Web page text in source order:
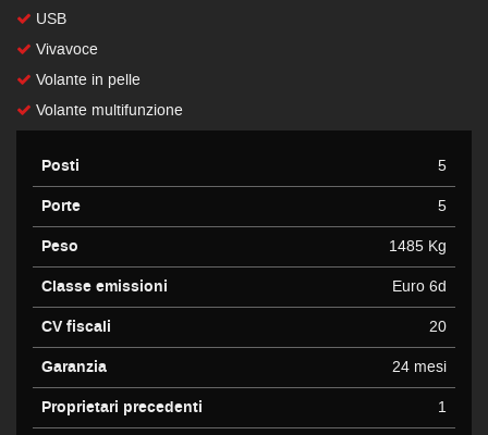
USB
Vivavoce
Volante in pelle
Volante multifunzione
Posti 5
Porte 5
Peso 1485 Kg
Classe emissioni Euro 6d
CV fiscali 20
Garanzia 24 mesi
Proprietari precedenti 1